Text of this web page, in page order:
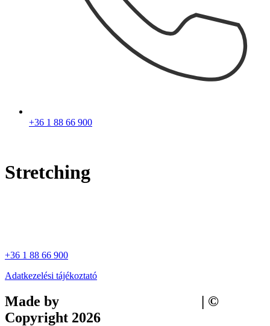
+36 1 88 66 900
Stretching
+36 1 88 66 900
Adatkezelési tájékoztató
Made by
| ©
Copyright 2026